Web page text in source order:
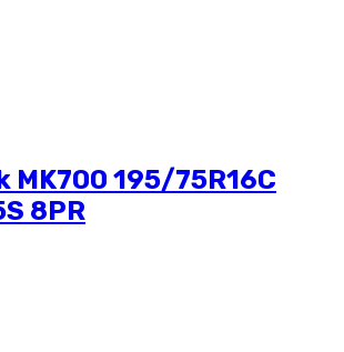
MK700 195/75R16C
8PR